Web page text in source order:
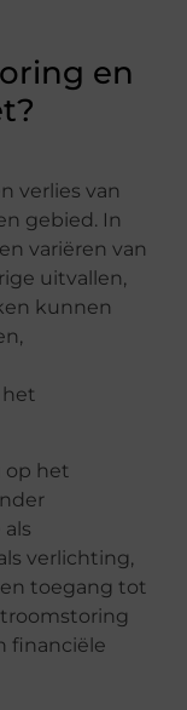
en
verlies van
gebied. In
variëren van
uitvallen,
kunnen
het
op het
verlichting,
toegang tot
financiële